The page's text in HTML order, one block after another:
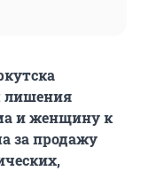
лишения
и женщину к
за продажу